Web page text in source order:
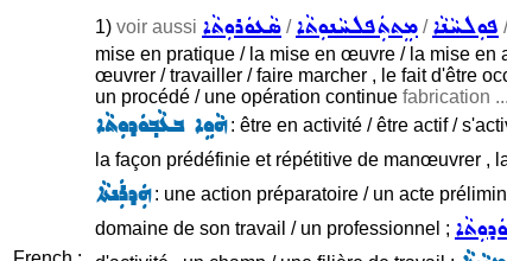
1) voir aussi ܣܵܥܘܿܪܘܼܬܵܐ /ܡܸܬܬܲܦܠܚܵܢܘܼܬܵܐ /ܦܘܼܠܚܵܢܵܐ
mise en pratique / la mise en œuvre / la mise en
œuvrer / travailler / faire marcher , le fait d'être
un procédé / une opération continue fabrication ...
ܗܵܘܹܐ ܒܥܵܒ݂ܘܿܕܘܼܬܵܐ: être en activité / être actif /
la façon prédéfinie et répétitive de manœuvrer ,
ܗܲܕܪܲܢܬܵܐ: une action préparatoire / un acte
domaine de son travail / un professionnel ;